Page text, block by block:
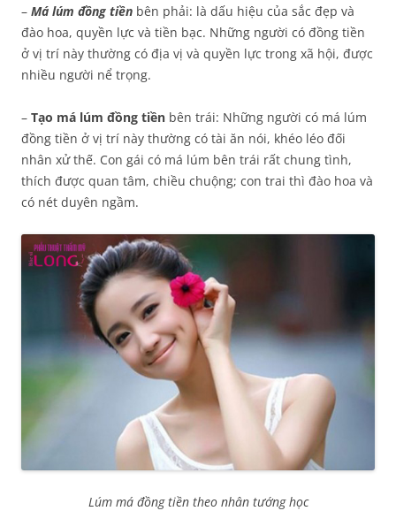
– Má lúm đồng tiền bên phải: là dấu hiệu của sắc đẹp và
đào hoa, quyền lực và tiền bạc. Những người có đồng tiền
ở vị trí này thường có địa vị và quyền lực trong xã hội, được
nhiều người nể trọng.
– Tạo má lúm đồng tiền bên trái: Những người có má lúm
đồng tiền ở vị trí này thường có tài ăn nói, khéo léo đối
nhân xử thế. Con gái có má lúm bên trái rất chung tình,
thích được quan tâm, chiều chuộng; con trai thì đào hoa và
có nét duyên ngầm.
Lúm má đồng tiền theo nhân tướng học